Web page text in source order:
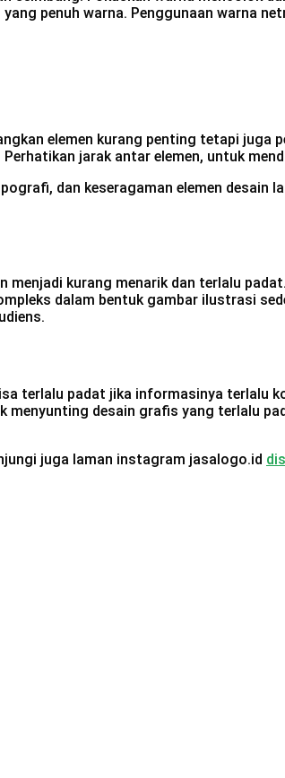
penuh warna. Penggunaan warna
elemen kurang penting tetapi juga
jarak antar elemen, untuk
dan keseragaman elemen desain
kurang menarik dan terlalu
dalam bentuk gambar ilustrasi
terlalu padat jika informasinya terlalu
menyunting desain grafis yang terlalu
juga laman instagram jasalogo.id